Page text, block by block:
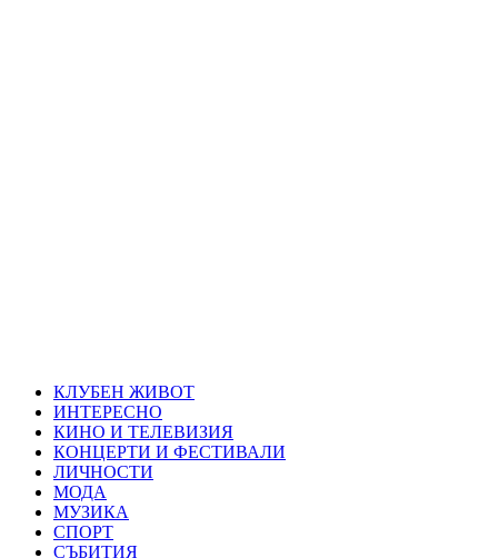
КЛУБЕН ЖИВОТ
ИНТЕРЕСНО
КИНО И ТЕЛЕВИЗИЯ
КОНЦЕРТИ И ФЕСТИВАЛИ
ЛИЧНОСТИ
МОДА
МУЗИКА
СПОРТ
СЪБИТИЯ